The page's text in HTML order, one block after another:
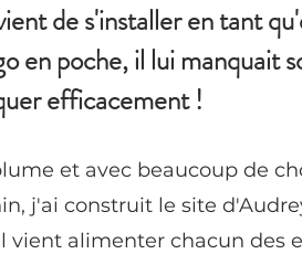
de s'installer en tant
en poche, il lui manquait
efficacement !
et avec beaucoup de
j'ai construit le site
vient alimenter chacun des